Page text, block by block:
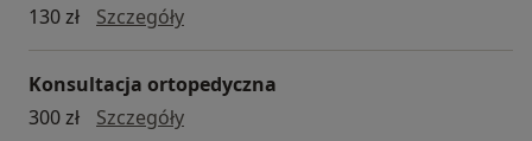
130 zł
Szczegółykonsultacja fizjoterapeutyczna
Konsultacja ortopedyczna
300 zł
Szczegółykonsultacja ortopedyczna